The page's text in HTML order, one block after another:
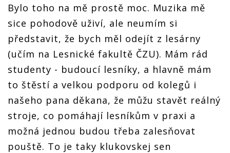
Bylo toho na mě prostě moc. Muzika mě
sice pohodově uživí, ale neumím si
představit, že bych měl odejít z lesárny
(učím na Lesnické fakultě ČZU). Mám rád
studenty - budoucí lesníky, a hlavně mám
to štěstí a velkou podporu od kolegů i
našeho pana děkana, že můžu stavět reálný
stroje, co pomáhají lesníkům v praxi a
možná jednou budou třeba zalesňovat
pouště. To je taky klukovskej sen